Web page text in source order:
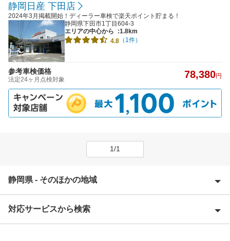
静岡日産 下田店
2024年3月掲載開始！ディーラー車検で楽天ポイント貯まる！
静岡県下田市1丁目604-3
エリアの中心から
:1.8km
4.8 （1件）
参考車検価格
法定24ヶ月点検対象 78,380円
1/1
静岡県 - そのほかの地域
熱海市
対応サービスから検索